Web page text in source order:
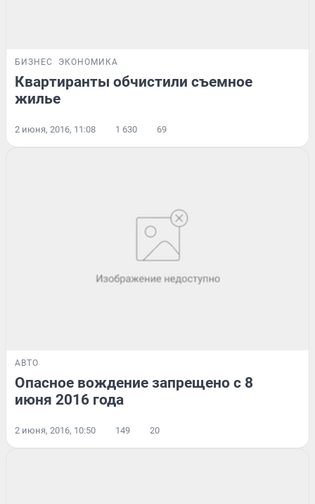
БИЗНЕС ЭКОНОМИКА
Квартиранты обчистили съемное
жилье
2 июня, 2016, 11:08 1 630 69
АВТО
Опасное вождение запрещено с 8
июня 2016 года
2 июня, 2016, 10:50 149 20